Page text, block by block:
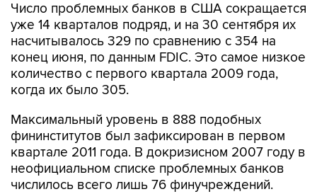
Число проблемных банков в США сокращается
уже 14 кварталов подряд, и на 30 сентября их
насчитывалось 329 по сравнению с 354 на
конец июня, по данным FDIC. Это самое низкое
количество с первого квартала 2009 года,
когда их было 305.
Максимальный уровень в 888 подобных
фининститутов был зафиксирован в первом
квартале 2011 года. В докризисном 2007 году в
неофициальном списке проблемных банков
числилось всего лишь 76 финучреждений.